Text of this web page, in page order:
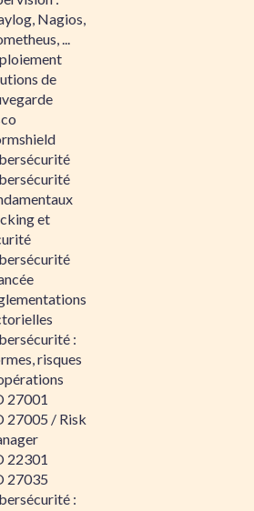
Nagios,
...
de
et
:
risques
27001
27005 / Risk
22301
27035
: